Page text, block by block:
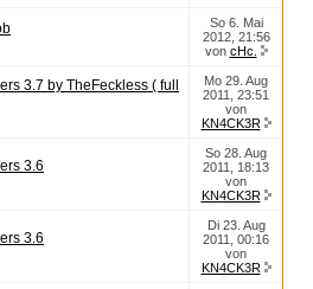
So 6. Mai
2012, 21:56
von cHc.
3.7 by TheFeckless ( full
Mo 29. Aug
2011, 23:51
von
KN4CK3R
3.6
So 28. Aug
2011, 18:13
von
KN4CK3R
3.6
Di 23. Aug
2011, 00:16
von
KN4CK3R